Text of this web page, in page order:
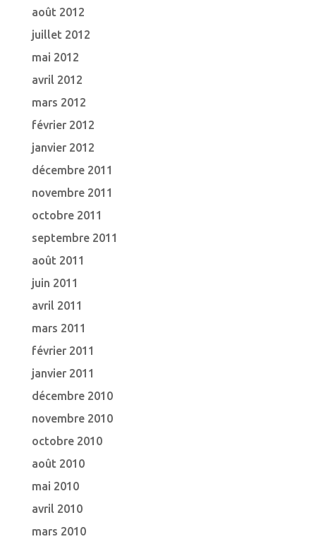
août 2012
juillet 2012
mai 2012
avril 2012
mars 2012
février 2012
janvier 2012
décembre 2011
novembre 2011
octobre 2011
septembre 2011
août 2011
juin 2011
avril 2011
mars 2011
février 2011
janvier 2011
décembre 2010
novembre 2010
octobre 2010
août 2010
mai 2010
avril 2010
mars 2010